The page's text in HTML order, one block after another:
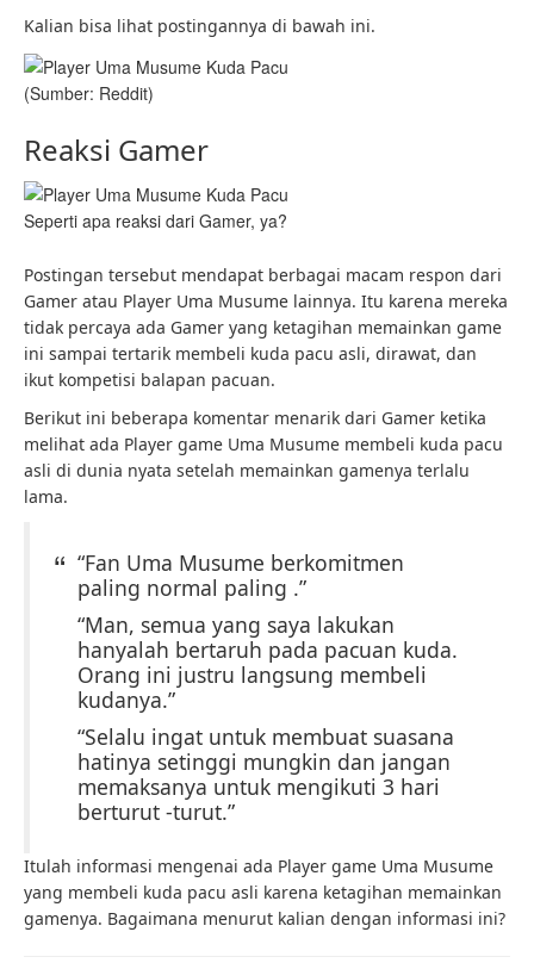
Kalian bisa lihat postingannya di bawah ini.
(Sumber: Reddit)
Reaksi Gamer
Seperti apa reaksi dari Gamer, ya?
Postingan tersebut mendapat berbagai macam respon dari
Gamer atau Player Uma Musume lainnya. Itu karena mereka
tidak percaya ada Gamer yang ketagihan memainkan game
ini sampai tertarik membeli kuda pacu asli, dirawat, dan
ikut kompetisi balapan pacuan.
Berikut ini beberapa komentar menarik dari Gamer ketika
melihat ada Player game Uma Musume membeli kuda pacu
asli di dunia nyata setelah memainkan gamenya terlalu
lama.
“Fan Uma Musume berkomitmen
paling normal paling .”
“Man, semua yang saya lakukan
hanyalah bertaruh pada pacuan kuda.
Orang ini justru langsung membeli
kudanya.”
“Selalu ingat untuk membuat suasana
hatinya setinggi mungkin dan jangan
memaksanya untuk mengikuti 3 hari
berturut -turut.”
Itulah informasi mengenai ada Player game Uma Musume
yang membeli kuda pacu asli karena ketagihan memainkan
gamenya. Bagaimana menurut kalian dengan informasi ini?